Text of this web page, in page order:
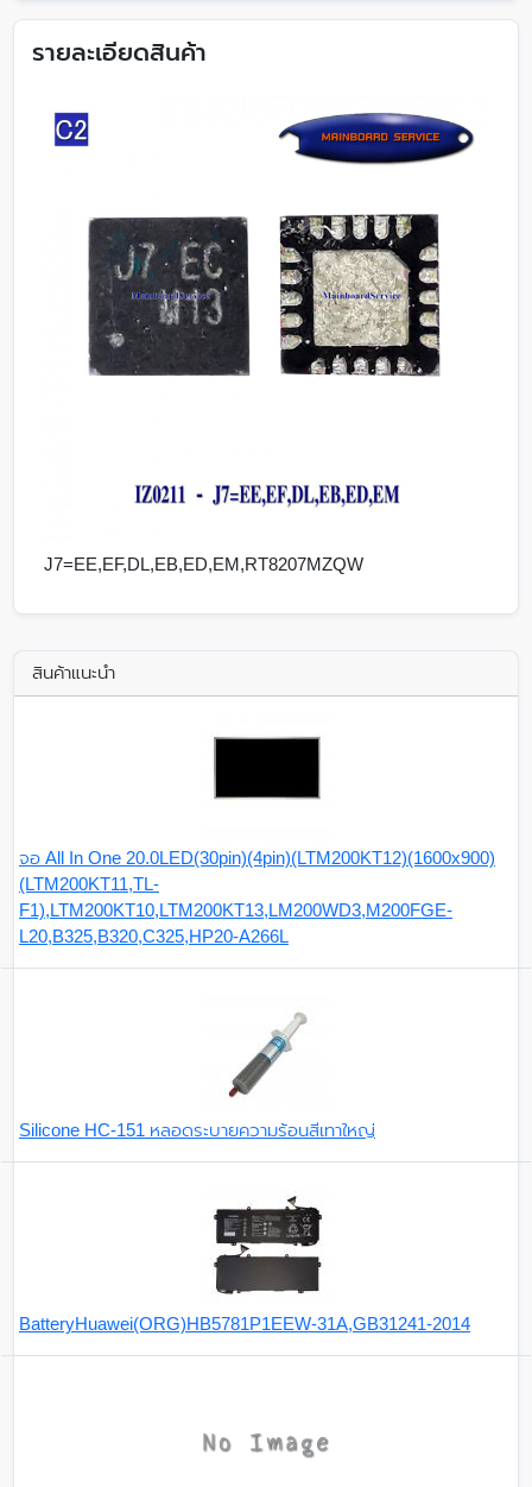
รายละเอียดสินค้า
J7=EE,EF,DL,EB,ED,EM,RT8207MZQW
สินค้าแนะนำ
จอ All In One 20.0LED(30pin)(4pin)(LTM200KT12)(1600x900)
(LTM200KT11,TL-
F1),LTM200KT10,LTM200KT13,LM200WD3,M200FGE-
L20,B325,B320,C325,HP20-A266L
Silicone HC-151 หลอดระบายความร้อนสีเทาใหญ่
BatteryHuawei(ORG)HB5781P1EEW-31A,GB31241-2014